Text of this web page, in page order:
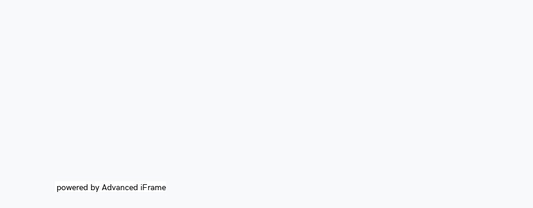
powered by Advanced iFrame